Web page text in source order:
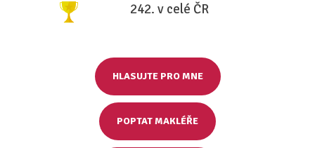
242. v celé ČR
HLASUJTE PRO MNE
POPTAT MAKLÉŘE